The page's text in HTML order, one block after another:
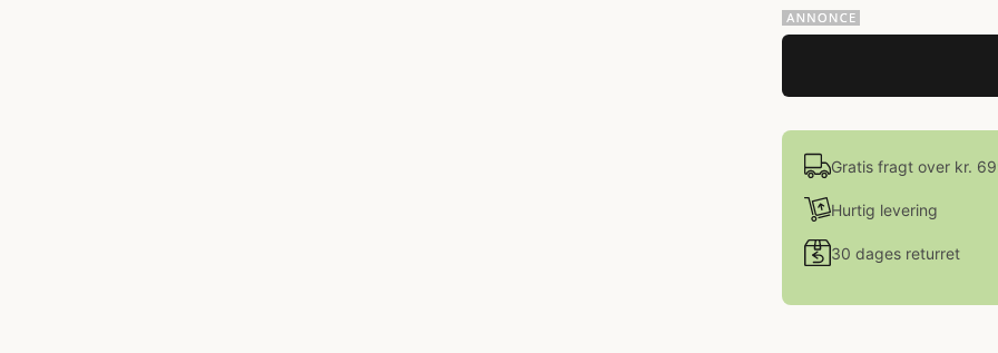
Gratis fragt over kr.
Hurtig levering
30 dages returret